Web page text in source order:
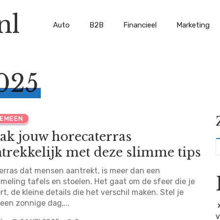
Auto B2B Financieel Marketing
jouw horecaterras
met deze slimme tips
dat mensen aantrekt, is meer dan een
tafels en stoelen. Het gaat om de sfeer die je
de kleine details die het verschil maken. Stel je
zonnige dag,...